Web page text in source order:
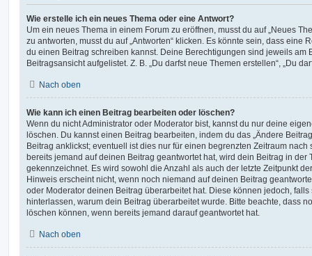
Wie erstelle ich ein neues Thema oder eine Antwort?
Um ein neues Thema in einem Forum zu eröffnen, musst du auf „Neues
zu antworten, musst du auf „Antworten“ klicken. Es könnte sein, dass eine
du einen Beitrag schreiben kannst. Deine Berechtigungen sind jeweils am
Beitragsansicht aufgelistet. Z. B. „Du darfst neue Themen erstellen“, „Du
Nach oben
Wie kann ich einen Beitrag bearbeiten oder löschen?
Wenn du nicht Administrator oder Moderator bist, kannst du nur deine
löschen. Du kannst einen Beitrag bearbeiten, indem du das „Ändere
Beitrag anklickst; eventuell ist dies nur für einen begrenzten Zeitraum
bereits jemand auf deinen Beitrag geantwortet hat, wird dein Beitrag in der
gekennzeichnet. Es wird sowohl die Anzahl als auch der letzte Zeitpunkt
Hinweis erscheint nicht, wenn noch niemand auf deinen Beitrag
oder Moderator deinen Beitrag überarbeitet hat. Diese können jedoch,
hinterlassen, warum dein Beitrag überarbeitet wurde. Bitte beachte, dass
löschen können, wenn bereits jemand darauf geantwortet hat.
Nach oben